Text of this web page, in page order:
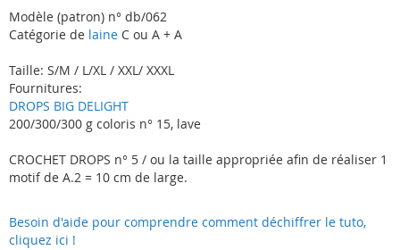
Modèle (patron) n° db/062
Catégorie de laine C ou A + A
Taille: S/M / L/XL / XXL/ XXXL
Fournitures:
DROPS BIG DELIGHT
200/300/300 g coloris n° 15, lave
CROCHET DROPS n° 5 / ou la taille appropriée afin de réaliser 1
motif de A.2 = 10 cm de large.
Besoin d'aide pour comprendre comment déchiffrer le tuto,
cliquez ici !